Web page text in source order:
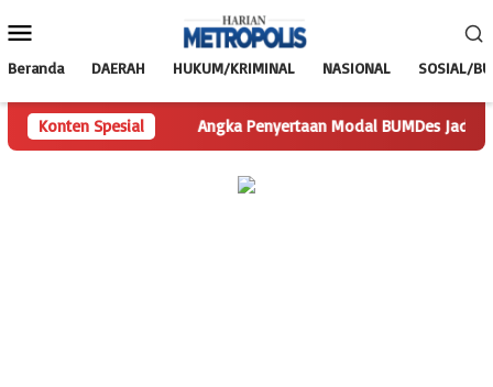
ke
Mobile
Beranda DAERAH HUKUM/KRIMINAL NASIONAL SOSIAL/
Konten Spesial Angka Penyertaan Modal BUMDes Jadi Tanda